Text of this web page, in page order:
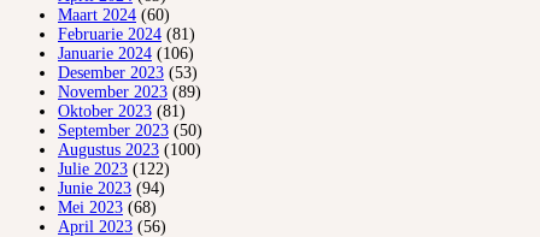
Maart 2024 (60)
Februarie 2024 (81)
Januarie 2024 (106)
Desember 2023 (53)
November 2023 (89)
Oktober 2023 (81)
September 2023 (50)
Augustus 2023 (100)
Julie 2023 (122)
Junie 2023 (94)
Mei 2023 (68)
April 2023 (56)